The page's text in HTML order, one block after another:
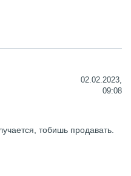
02.02.2023,
09:08
тобишь продавать.